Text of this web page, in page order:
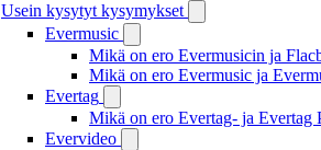
Usein kysytyt kysymykset
Evermusic
Mikä on ero Evermusicin ja
Mikä on ero Evermusic ja
Evertag
Mikä on ero Evertag- ja Evertag
Evervideo